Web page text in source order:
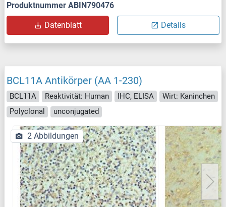
Produktnummer ABIN790476
Datenblatt Details
BCL11A Antikörper (AA 1-230)
BCL11A Reaktivität: Human IHC, ELISA
Wirt: Kaninchen
Polyclonal
unconjugated
2 Abbildungen